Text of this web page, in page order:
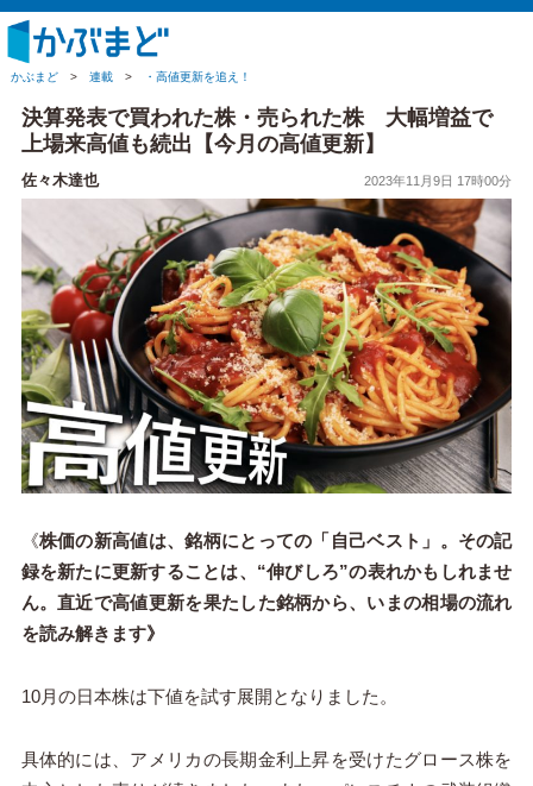
かぶまど > 連載 > ・高値更新を追え！
決算発表で買われた株・売られた株 大幅増益で
上場来高値も続出【今月の高値更新】
佐々木達也 2023年11月9日 17時00分
《株価の新高値は、銘柄にとっての「自己ベスト」。その記
録を新たに更新することは、“伸びしろ”の表れかもしれませ
ん。直近で高値更新を果たした銘柄から、いまの相場の流れ
を読み解きます》
10月の日本株は下値を試す展開となりました。
具体的には、アメリカの長期金利上昇を受けたグロース株を